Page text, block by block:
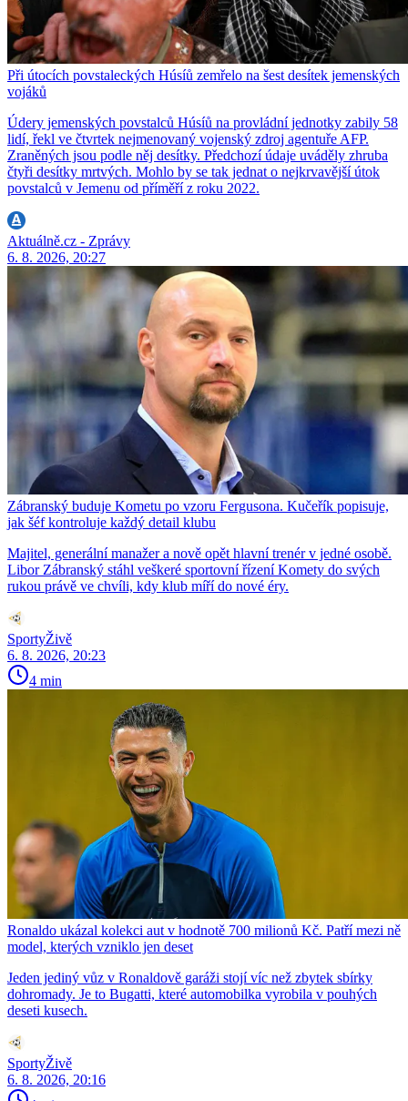
Při útocích povstaleckých Húsíů zemřelo na šest desítek jemenských
vojáků
Údery jemenských povstalců Húsíů na provládní jednotky zabily 58
lidí, řekl ve čtvrtek nejmenovaný vojenský zdroj agentuře AFP.
Zraněných jsou podle něj desítky. Předchozí údaje uváděly zhruba
čtyři desítky mrtvých. Mohlo by se tak jednat o nejkrvavější útok
povstalců v Jemenu od příměří z roku 2022.
Aktuálně.cz - Zprávy
6. 8. 2026, 20:27
Zábranský buduje Kometu po vzoru Fergusona. Kučeřík popisuje,
jak šéf kontroluje každý detail klubu
Majitel, generální manažer a nově opět hlavní trenér v jedné osobě.
Libor Zábranský stáhl veškeré sportovní řízení Komety do svých
rukou právě ve chvíli, kdy klub míří do nové éry.
SportyŽivě
6. 8. 2026, 20:23
4 min
Ronaldo ukázal kolekci aut v hodnotě 700 milionů Kč. Patří mezi ně
model, kterých vzniklo jen deset
Jeden jediný vůz v Ronaldově garáži stojí víc než zbytek sbírky
dohromady. Je to Bugatti, které automobilka vyrobila v pouhých
deseti kusech.
SportyŽivě
6. 8. 2026, 20:16